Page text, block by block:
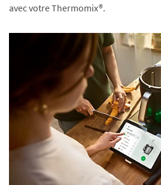
avec votre Thermomix®.